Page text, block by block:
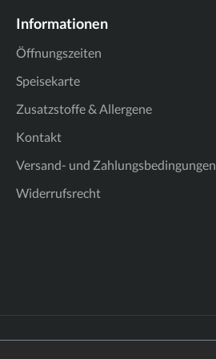
Informationen
Öffnungszeiten
Speisekarte
Zusatzstoffe & Allergene
Kontakt
Versand- und Zahlungsbedingungen
Widerrufsrecht